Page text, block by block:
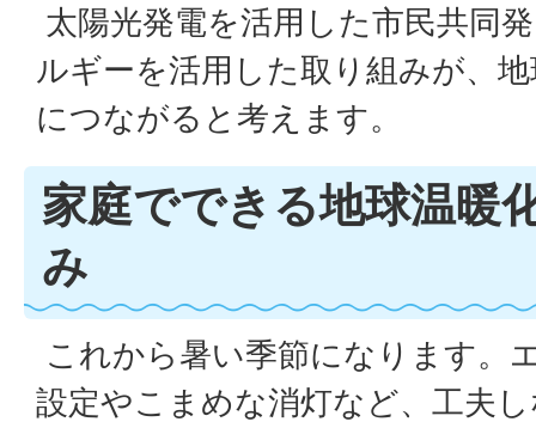
太陽光発電を活用した市民共同
ルギーを活用した取り組みが、
につながると考えます。
家庭でできる地球温暖
み
これから暑い季節になります。
設定やこまめな消灯など、工夫